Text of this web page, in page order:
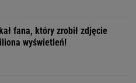
fana, który zrobił zdjęcie
wyświetleń!